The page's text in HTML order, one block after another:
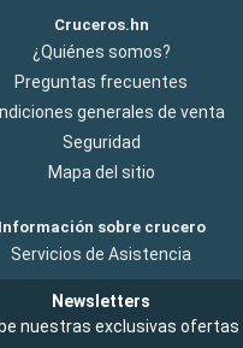
Cruceros.hn
¿Quiénes somos?
Preguntas frecuentes
generales de venta
Seguridad
Mapa del sitio
Información sobre crucero
Servicios de Asistencia
Newsletters
nuestras exclusivas ofertas